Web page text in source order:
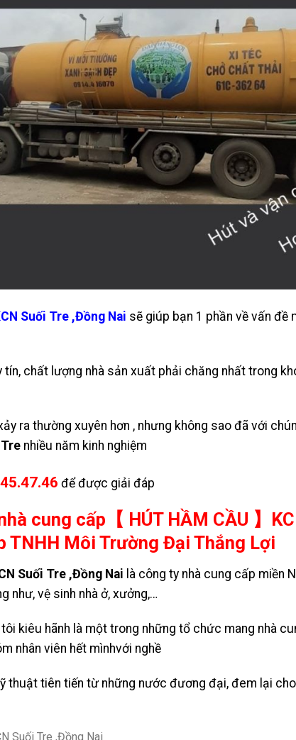
Suối Tre ,Đồng Nai sẽ giúp bạn 1 phần về vấn đề
chất lượng nhà sản xuất phải chăng nhất trong
ra thường xuyên hơn , nhưng không sao đã với
nhiều năm kinh nghiệm
để được giải đáp
cung cấp【 HÚT HẦM CẦU 】
TNHH Môi Trường Đại Thắng Lợi
Suối Tre ,Đồng Nai là công ty nhà cung cấp miền
như, vệ sinh nhà ở, xưởng,…
kiêu hãnh là một trong những tổ chức mang nhà
nhân viên hết mìnhvới nghề
thuật tiên tiến từ những nước đương đại,​​ đem lại